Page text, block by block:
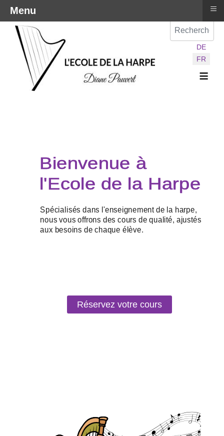
Sélectionnez
DE
FR
≡
Réservez votre cours
Menu ≡